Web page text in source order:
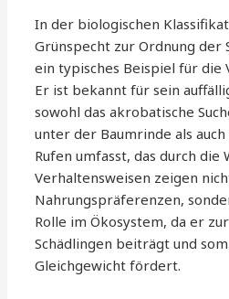
In der biologischen
Grünspecht zur Ordnung der
ein typisches Beispiel für die
Er ist bekannt für sein
sowohl das akrobatische
unter der Baumrinde als
Rufen umfasst, das durch die
Verhaltensweisen zeigen
Nahrungspräferenzen,
Rolle im Ökosystem, da er
Schädlingen beiträgt und
Gleichgewicht fördert.